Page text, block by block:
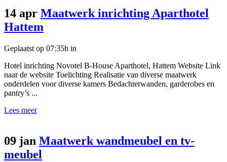
14 apr Maatwerk inrichting Aparthotel
Hattem
Geplaatst op 07:35h in
Hotel inrichting Novotel B-House Aparthotel, Hattem Website Link
naar de website Toelichting Realisatie van diverse maatwerk
onderdelen voor diverse kamers Bedachterwanden, garderobes en
pantry’s ...
Lees meer
09 jan Maatwerk wandmeubel en tv-
meubel